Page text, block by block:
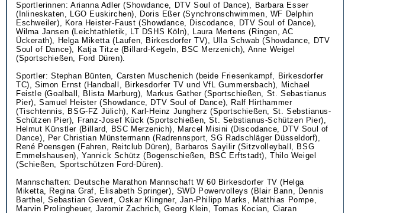
Sportlerinnen: Arianna Adler (Showdance, DTV Soul of Dance), Barbara Esser
(Inlineskaten, LGO Euskirchen), Doris Eßer (Synchronschwimmen, WF Delphin
Eschweiler), Kora Heister-Faust (Showdance, Discodance, DTV Soul of Dance),
Wilma Jansen (Leichtathletik, LT DSHS Köln), Laura Mertens (Ringen, AC
Ückerath), Helga Miketta (Laufen, Birkesdorfer TV), Ulla Schwab (Showdance, DTV
Soul of Dance), Katja Titze (Billard-Kegeln, BSC Merzenich), Anne Weigel
(Sportschießen, Ford Düren).
Sportler: Stephan Bünten, Carsten Muschenich (beide Friesenkampf, Birkesdorfer
TC), Simon Ernst (Handball, Birkesdorfer TV und VfL Gummersbach), Michael
Feistle (Goalball, Blista Marburg), Markus Gather (Sportschießen, St. Sebastianus
Pier), Samuel Heister (Showdance, DTV Soul of Dance), Ralf Hirthammer
(Tischtennis, BSG-FZ Jülich), Karl-Heinz Jungherz (Sportschießen, St. Sebstianus-
Schützen Pier), Franz-Josef Kück (Sportschießen, St. Sebstianus-Schützen Pier),
Helmut Künstler (Billard, BSC Merzenich), Marcel Misini (Discodance, DTV Soul of
Dance), Per Christian Münstermann (Radrennsport, SG Radschläger Düsseldorf),
René Poensgen (Fahren, Reitclub Düren), Barbaros Sayilir (Sitzvolleyball, BSG
Emmelshausen), Yannick Schütz (Bogenschießen, BSC Erftstadt), Thilo Weigel
(Schießen, Sportschützen Ford-Düren).
Mannschaften: Deutsche Marathon Mannschaft W 60 Birkesdorfer TV (Helga
Miketta, Regina Graf, Elisabeth Springer), SWD Powervolleys (Blair Bann, Dennis
Barthel, Sebastian Gevert, Oskar Klingner, Jan-Philipp Marks, Matthias Pompe,
Marvin Prolingheuer, Jaromir Zachrich, Georg Klein, Tomas Kocian, Ciaran